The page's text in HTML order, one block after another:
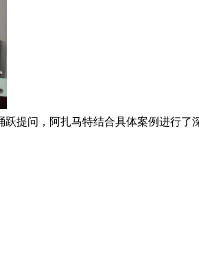
提问，阿扎马特结合具体案例进行了